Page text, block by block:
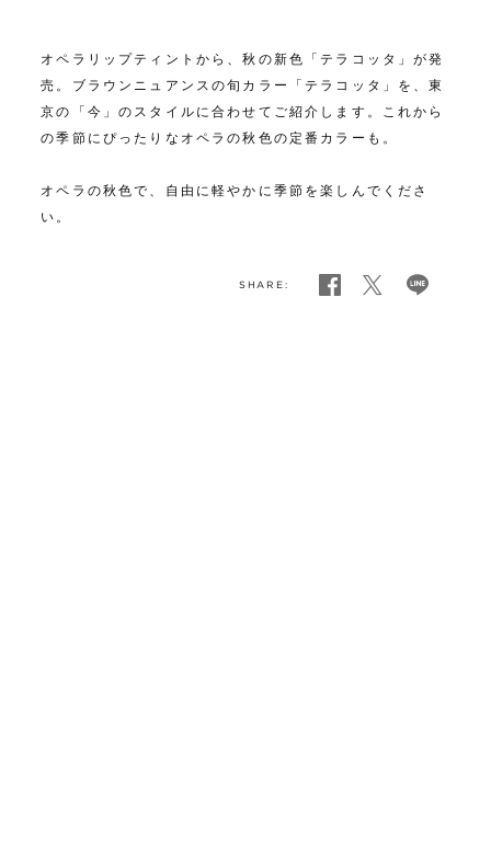
オペラリップティントから、秋の新色「テラコッタ」が発
売。ブラウンニュアンスの旬カラー「テラコッタ」を、東
京の「今」のスタイルに合わせてご紹介します。これから
の季節にぴったりなオペラの秋色の定番カラーも。
オペラの秋色で、自由に軽やかに季節を楽しんでくださ
い。
SHARE: